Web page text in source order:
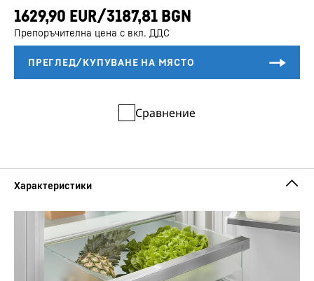
Препоръчителна цена с вкл. ДДС
Сравнение